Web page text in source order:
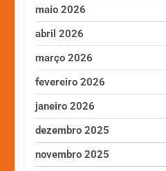
maio 2026
abril 2026
março 2026
fevereiro 2026
janeiro 2026
dezembro 2025
novembro 2025